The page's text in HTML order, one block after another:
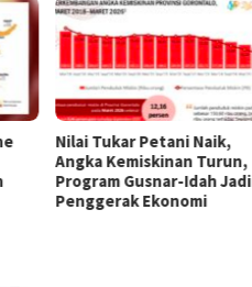
Nilai Tukar Petani Naik,
Angka Kemiskinan Turun,
Program Gusnar-Idah Jadi
Penggerak Ekonomi